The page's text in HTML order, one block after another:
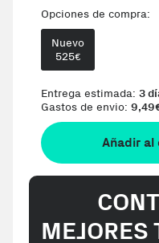
Opciones de compra:
Nuevo
525€
Entrega estimada: 3
Gastos de envio: 9,49
Añadir al
MEJORES